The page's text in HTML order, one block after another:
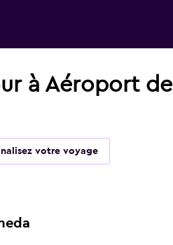
à Aéroport de
votre voyage